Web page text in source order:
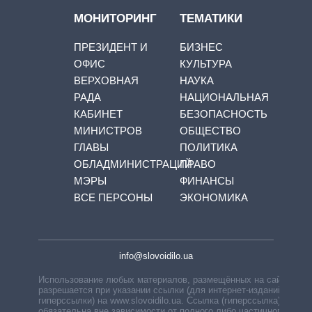
МОНИТОРИНГ
ПРЕЗИДЕНТ И
ОФИС
ВЕРХОВНАЯ
РАДА
КАБИНЕТ
МИНИСТРОВ
ГЛАВЫ
ОБЛАДМИНИСТРАЦИЙ
МЭРЫ
ВСЕ ПЕРСОНЫ
ТЕМАТИКИ
БИЗНЕС
КУЛЬТУРА
НАУКА
НАЦИОНАЛЬНАЯ
БЕЗОПАСНОСТЬ
ОБЩЕСТВО
ПОЛИТИКА
ПРАВО
ФИНАНСЫ
ЭКОНОМИКА
info@slovoidilo.ua
Использование любых материалов, размещённых на сайте,
разрешается при указании ссылки (для интернет-изданий —
гиперссылки) на www.slovoidilo.ua. Ссылка (гиперссылка)